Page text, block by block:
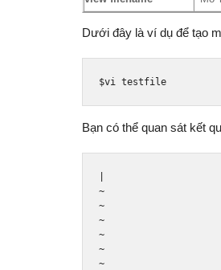
Dưới đây là ví dụ để tạo
$vi testfile
Bạn có thể quan sát kết
~
~
~
~
~
~